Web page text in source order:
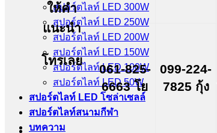
สปอร์ตไลท์ LED 300W
สปอร์ตไลท์ LED 250W
สปอร์ตไลท์ LED 200W
สปอร์ตไลท์ LED 150W
สปอร์ตไลท์ LED 100W
สปอร์ตไลท์ LED 50W
สปอร์ตไลท์ LED โซล่าเซลล์
สปอร์ตไลท์สนามกีฬา
บทความ
ให้คำ
แนะนำ
โทรเลย
061-825-
6663 โย
099-224-
7825 กุ้ง